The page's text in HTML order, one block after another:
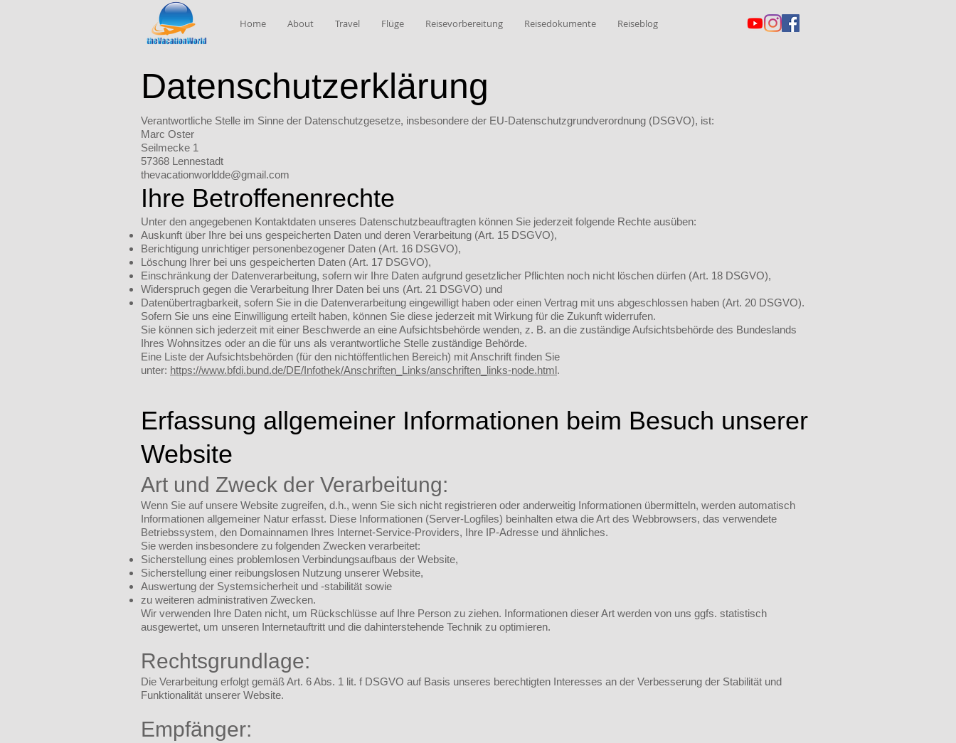
Home About Travel Flüge Reisevorbereitung Reisedokumente Reiseblog
Datenschutzerklärung
Verantwortliche Stelle im Sinne der Datenschutzgesetze, insbesondere der EU-Datenschutzgrundverordnung (DSGVO), ist:
Marc Oster
Seilmecke 1
57368 Lennestadt
thevacationworldde@gmail.com
Ihre Betroffenenrechte
Unter den angegebenen Kontaktdaten unseres Datenschutzbeauftragten können Sie jederzeit folgende Rechte ausüben:
Auskunft über Ihre bei uns gespeicherten Daten und deren Verarbeitung (Art. 15 DSGVO),
Berichtigung unrichtiger personenbezogener Daten (Art. 16 DSGVO),
Löschung Ihrer bei uns gespeicherten Daten (Art. 17 DSGVO),
Einschränkung der Datenverarbeitung, sofern wir Ihre Daten aufgrund gesetzlicher Pflichten noch nicht löschen dürfen (Art. 18 DSGVO),
Widerspruch gegen die Verarbeitung Ihrer Daten bei uns (Art. 21 DSGVO) und
Datenübertragbarkeit, sofern Sie in die Datenverarbeitung eingewilligt haben oder einen Vertrag mit uns abgeschlossen haben (Art. 20 DSGVO).
Sofern Sie uns eine Einwilligung erteilt haben, können Sie diese jederzeit mit Wirkung für die Zukunft widerrufen.
Sie können sich jederzeit mit einer Beschwerde an eine Aufsichtsbehörde wenden, z. B. an die zuständige Aufsichtsbehörde des Bundeslands
Ihres Wohnsitzes oder an die für uns als verantwortliche Stelle zuständige Behörde.
Eine Liste der Aufsichtsbehörden (für den nichtöffentlichen Bereich) mit Anschrift finden Sie
unter: https://www.bfdi.bund.de/DE/Infothek/Anschriften_Links/anschriften_links-node.html.
Erfassung allgemeiner Informationen beim Besuch unserer
Website
Art und Zweck der Verarbeitung:
Wenn Sie auf unsere Website zugreifen, d.h., wenn Sie sich nicht registrieren oder anderweitig Informationen übermitteln, werden automatisch
Informationen allgemeiner Natur erfasst. Diese Informationen (Server-Logfiles) beinhalten etwa die Art des Webbrowsers, das verwendete
Betriebssystem, den Domainnamen Ihres Internet-Service-Providers, Ihre IP-Adresse und ähnliches.
Sie werden insbesondere zu folgenden Zwecken verarbeitet:
Sicherstellung eines problemlosen Verbindungsaufbaus der Website,
Sicherstellung einer reibungslosen Nutzung unserer Website,
Auswertung der Systemsicherheit und -stabilität sowie
zu weiteren administrativen Zwecken.
Wir verwenden Ihre Daten nicht, um Rückschlüsse auf Ihre Person zu ziehen. Informationen dieser Art werden von uns ggfs. statistisch
ausgewertet, um unseren Internetauftritt und die dahinterstehende Technik zu optimieren.
Rechtsgrundlage:
Die Verarbeitung erfolgt gemäß Art. 6 Abs. 1 lit. f DSGVO auf Basis unseres berechtigten Interesses an der Verbesserung der Stabilität und
Funktionalität unserer Website.
Empfänger: